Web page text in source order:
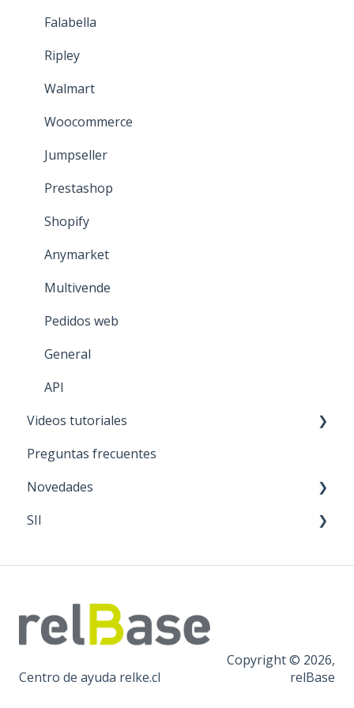
Usuarios
Canales de venta
Formas de pago
Descuentos y listas de precio
General
Falabella
Ripley
Walmart
Woocommerce
Jumpseller
Prestashop
Shopify
Anymarket
Multivende
Pedidos web
General
API
Videos tutoriales
General
APP móvil
Preguntas frecuentes
Novedades
SII
Centro de ayuda relke.cl
Copyright © 2026,
relBase